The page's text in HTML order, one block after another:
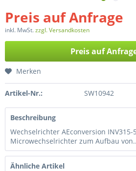
Preis auf Anfrage
inkl. MwSt.zzgl. Versandkosten
Preis auf
Merken
Artikel-Nr.: SW10942
Beschreibung
Wechselrichter AEconversion INV315-
Microwechselrichter zum Aufbau
Ähnliche Artikel